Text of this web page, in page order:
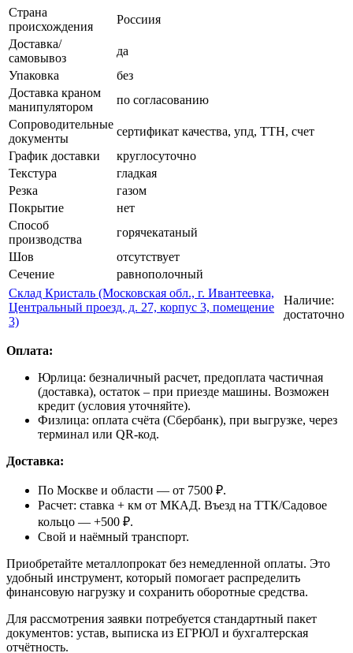
Страна
происхождения
Россиия
Доставка/
самовывоз
да
Упаковка
без
Доставка краном
манипулятором
по согласованию
Сопроводительные
документы
сертификат качества, упд, ТТН, счет
График доставки
круглосуточно
Текстура
гладкая
Резка
газом
Покрытие
нет
Способ
производства
горячекатаный
Шов
отсутствует
Сечение
равнополочный
Склад Кристаль (Московская обл., г. Ивантеевка,
Центральный проезд, д. 27, корпус 3, помещение
3)
Наличие:
достаточно
Оплата:
Юрлица: безналичный расчет, предоплата частичная
(доставка), остаток – при приезде машины. Возможен
кредит (условия уточняйте).
Физлица: оплата счёта (Сбербанк), при выгрузке, через
терминал или QR-код.
Доставка:
По Москве и области — от 7500 ₽.
Расчет: ставка + км от МКАД. Въезд на ТТК/Садовое
кольцо — +500 ₽.
Свой и наёмный транспорт.
Приобретайте металлопрокат без немедленной оплаты. Это
удобный инструмент, который помогает распределить
финансовую нагрузку и сохранить оборотные средства.
Для рассмотрения заявки потребуется стандартный пакет
документов: устав, выписка из ЕГРЮЛ и бухгалтерская
отчётность.